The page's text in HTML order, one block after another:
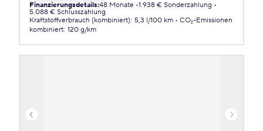
Finanzierungsdetails:48 Monate 1.938 € Sonderzahlung
5.088 € Schlusszahlung
Kraftstoffverbrauch (kombiniert): 5,3 l/100 km
CO₂-Emissionen
kombiniert: 120 g/km